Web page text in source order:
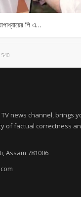
পি এ…
TV news channel, brings
of factual correctness
Assam 781006